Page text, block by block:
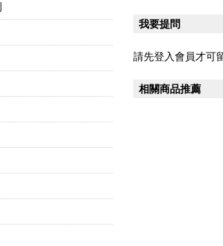
我要提問
請先登入會員才可
相關商品推薦